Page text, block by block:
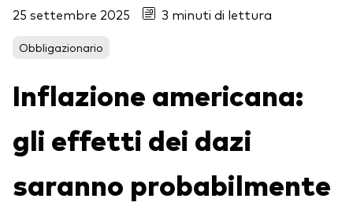
Obbligazionario
Multi-asset
ESG
Scopri di più sulle nostre soluzioni
d’investimento
ETF
Scopri la V Generation
25 settembre 2025 3 minuti di lettura
Obbligazionario
Inflazione americana:
gli effetti dei dazi
saranno probabilmente